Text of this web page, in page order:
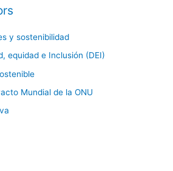
y sostenibilidad
equidad e Inclusión (DEI)
Mundial de la ONU